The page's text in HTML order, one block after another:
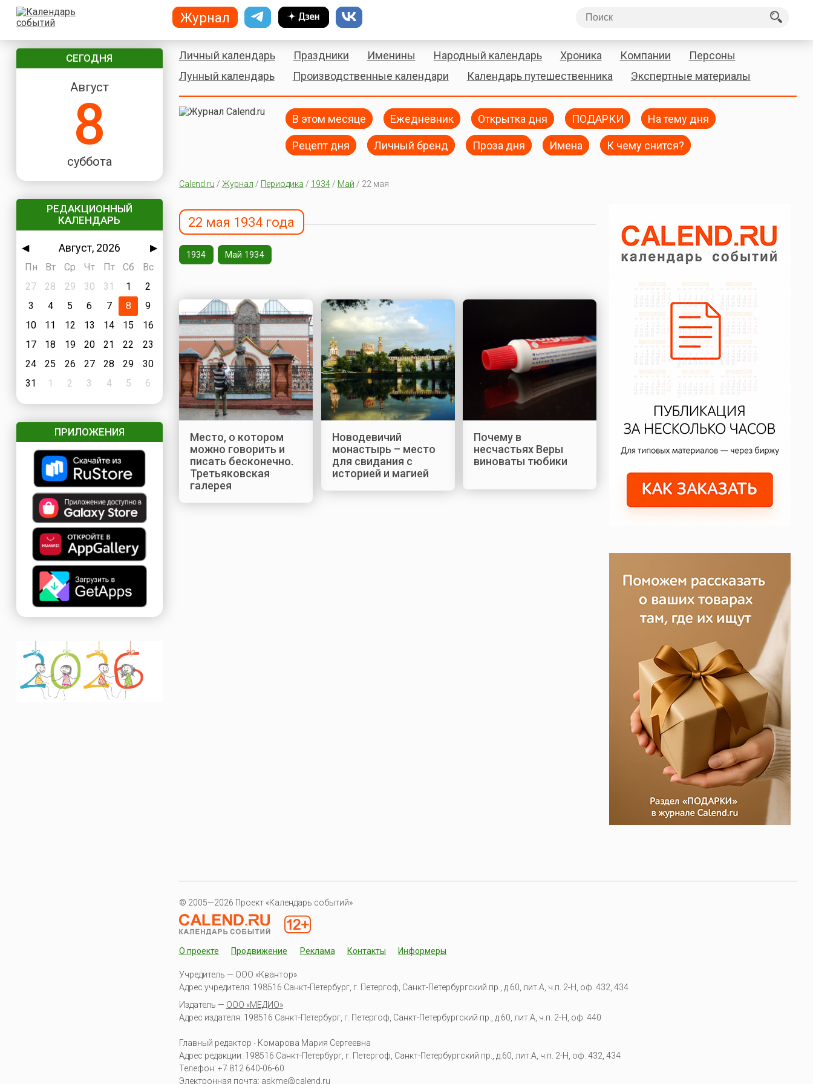
СЕГОДНЯ
Август
8
суббота
РЕДАКЦИОННЫЙ
КАЛЕНДАРЬ
◀ Август, 2026
▶
Пн
Вт Ср Чт Пт Сб
Вс
27
28 29 30 31 1
2
3
4 5 6 7 8
9
10
11 12 13 14 15
16
17
18 19 20 21 22
23
24
25 26 27 28 29
30
31
1 2 3 4 5 6
ПРИЛОЖЕНИЯ
Личный календарь Праздники Именины Народный календарь Хроника Компании
Персоны
Лунный календарь
Производственные календари Календарь путешественника Экспертные материалы
В этом месяце Ежедневник Открытка дня ПОДАРКИ На тему дня
Рецепт дня Личный бренд Проза дня Имена К чему снится?
Calend.ru / Журнал / Периодика / 1934/ Май / 22 мая
22 мая 1934 года
1934 Май 1934
Место, о котором
можно говорить и
писать бесконечно.
Третьяковская
галерея
Новодевичий
монастырь – место
для свидания с
историей и магией
Почему в
несчастьях Веры
виноваты тюбики
© 2005—2026 Проект «Календарь событий»
О проекте Продвижение Реклама Контакты Информеры
Учредитель — ООО «Квантор»
Адрес учредителя: 198516 Санкт-Петербург, г. Петергоф, Санкт-Петербургский пр., д.60, лит.А, ч.п. 2-Н, оф. 432, 434
Издатель — ООО «МЕДИО»
Адрес издателя: 198516 Санкт-Петербург, г. Петергоф, Санкт-Петербургский пр., д.60, лит.А, ч.п. 2-Н, оф. 440
Главный редактор - Комарова Мария Сергеевна
Адрес редакции: 198516 Санкт-Петербург, г. Петергоф, Санкт-Петербургский пр., д.60, лит.А, ч.п. 2-Н, оф. 432, 434
Телефон: +7 812 640-06-60
Электронная почта: askme@calend.ru
Журнал